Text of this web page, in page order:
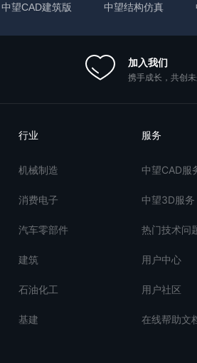
中望CAD建筑版 中望结构仿真
加入我们
携手成长，共创
行业
机械制造
消费电子
汽车零部件
建筑
石油化工
基建
服务
中望CAD服
中望3D服务
热门技术问
用户中心
用户社区
在线帮助文